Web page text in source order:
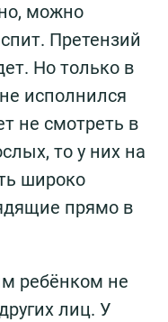
можно
Претензий
Но только в
исполнился
не смотреть в
то у них на
широко
прямо в
ребёнком не
лиц. У